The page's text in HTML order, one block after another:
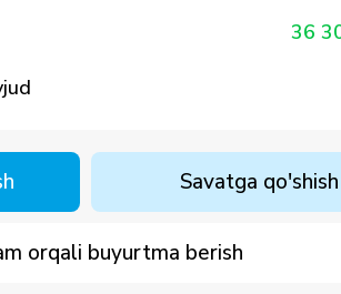
36
Savatga qo'shish
orqali buyurtma berish